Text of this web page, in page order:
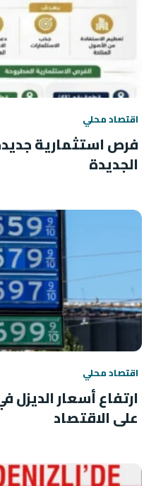
اقتصاد محلي
فرص استثمارية
الجديدة
اقتصاد محلي
ارتفاع أسعار الديزل
على الاقتصاد